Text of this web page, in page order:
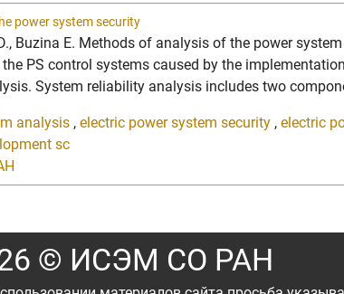
power system security
Buzina E. Methods of analysis of the power
PS control systems caused by the
System reliability analysis includes two
analysis , electric power system security , electric
sc
© ИСЭМ СО РАН